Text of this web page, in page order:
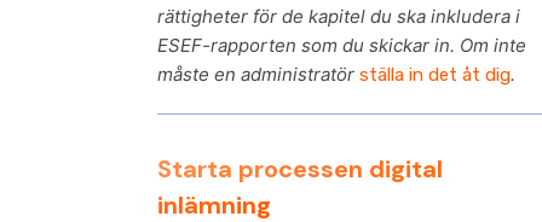
rättigheter för de kapitel du ska inkludera i
ESEF-rapporten som du skickar in. Om inte
måste en administratör ställa in det åt dig.
Starta processen digital
inlämning